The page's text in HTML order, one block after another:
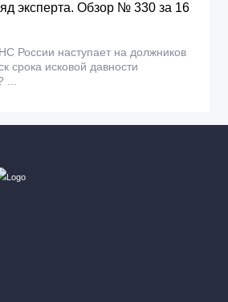
эксперта. Обзор № 330 за 16
России наступает на должников
срока исковой давности